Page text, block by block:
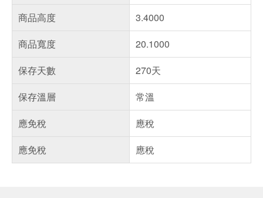
商品高度
3.4000
商品寬度
20.1000
保存天數
270天
保存溫層
常溫
應免稅
應稅
應免稅
應稅